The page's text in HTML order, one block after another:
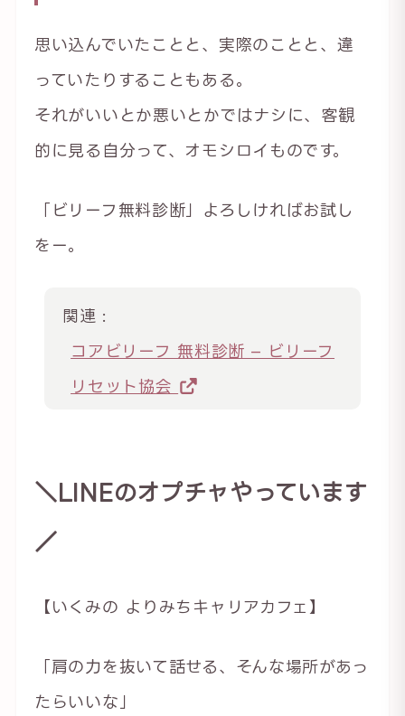
思い込んでいたことと、実際のことと、違
っていたりすることもある。
それがいいとか悪いとかではナシに、客観
的に見る自分って、オモシロイものです。
「ビリーフ無料診断」よろしければお試し
をー。
関連 :
コアビリーフ 無料診断 – ビリーフ
リセット協会
＼LINEのオプチャやっています
／
【いくみの よりみちキャリアカフェ】
「肩の力を抜いて話せる、そんな場所があっ
たらいいな」